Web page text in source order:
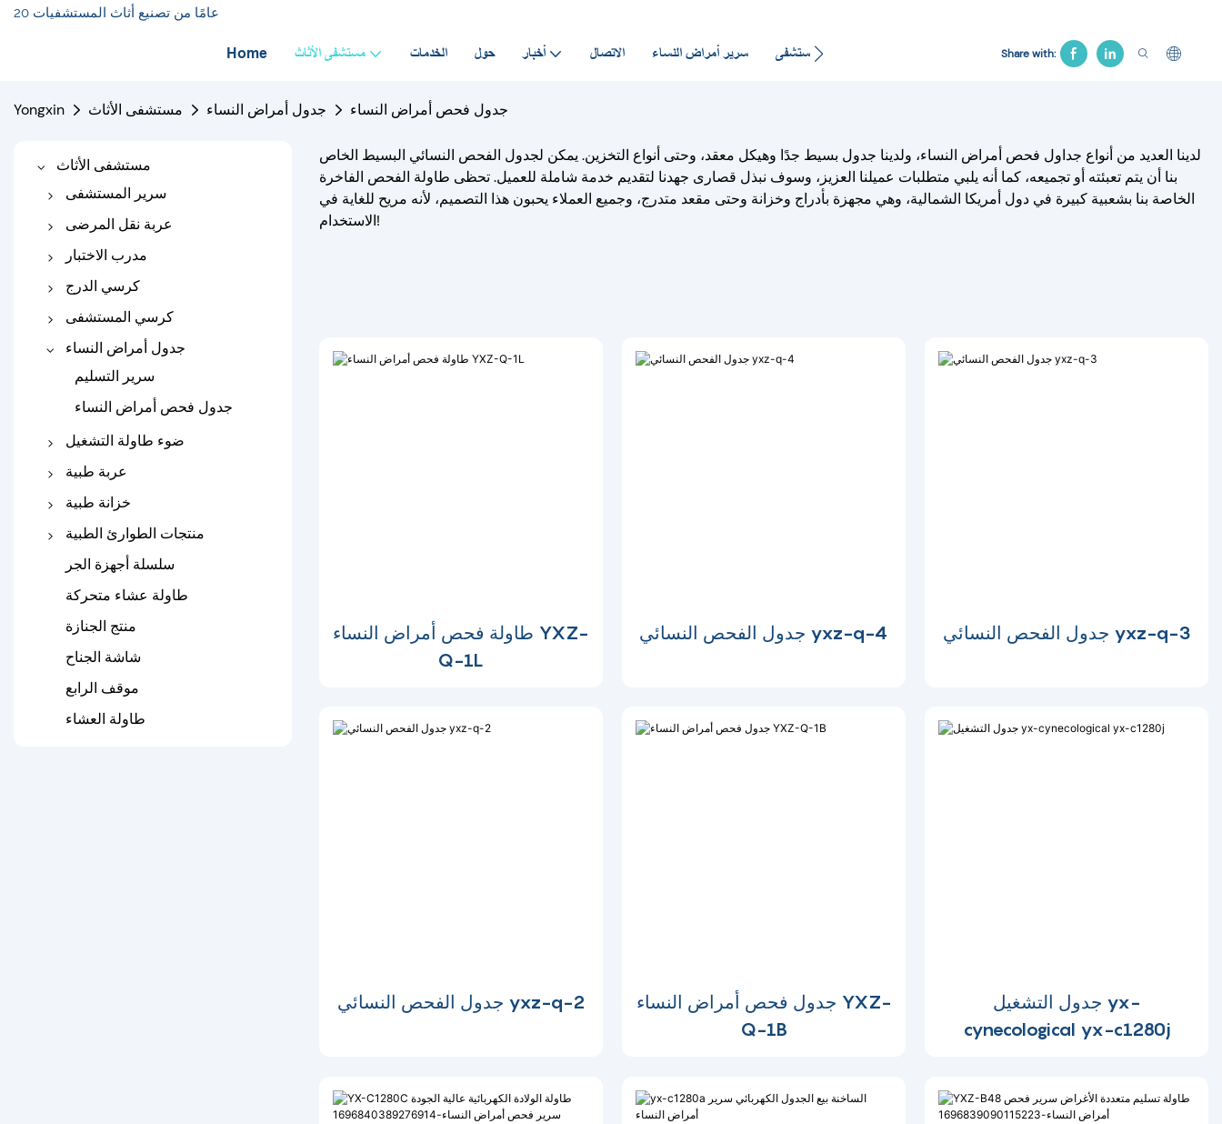
20 عامًا من تصنيع أثاث المستشفيات
Home مستشفى الأثاث الخدمات حول أخبار الاتصال سرير أمراض النساء كرسي المستشفى منتج الجنازة سرير المستشفىShare with:
Yongxin مستشفى الأثاث جدول أمراض النساء جدول فحص أمراض النساء
مستشفى الأثاث
سرير المستشفى
سرير المستشفى الكهربائية
سرير المستشفى اليدوي
سرير مستشفى الطفل
سرير مستشفى الأطفال
سرير مستشفى العظام
سرير الجر
سرير الرعاية المنزلية
عربة نقل المرضى
نقل عربة
عربة نقالة
مدرب الاختبار
الأريكة الطبية
أريكة الفحص الكهربائية
كرسي الدرج
كرسي سلم يدوي
كرسي درج كهربائي
كرسي المستشفى
كرسي التسريب
كرسي غسيل الكلى
كرسي المستشفى
كرسي انتظار المستشفى
جدول أمراض النساء
سرير التسليم
جدول فحص أمراض النساء
ضوء طاولة التشغيل
عملية الجدول
الضوء الجراحي
عربة طبية
عربة المستشفى المصنوعة
من الفولاذ المقاوم للصدأ
عربة طبية ABS
عربة الطوارئ
خزانة طبية
خزانة بجانب السرير
خزنة الأدوية
منتجات الطوارئ الطبية
نقالة قابلة للطي
نقالة الإسعاف
نقالة مغرفة
جبيرة طبية
سلسلة أجهزة الجر
طاولة عشاء متحركة
منتج الجنازة
شاشة الجناح
موقف الرابع
طاولة العشاء
لدينا العديد من أنواع جداول فحص أمراض النساء، ولدينا جدول بسيط جدًا وهيكل معقد، وحتى أنواع التخزين. يمكن لجدول الفحص النسائي البسيط الخاص
بنا أن يتم تعبئته أو تجميعه، كما أنه يلبي متطلبات عميلنا العزيز، وسوف نبذل قصارى جهدنا لتقديم خدمة شاملة للعميل. تحظى طاولة الفحص الفاخرة
الخاصة بنا بشعبية كبيرة في دول أمريكا الشمالية، وهي مجهزة بأدراج وخزانة وحتى مقعد متدرج، وجميع العملاء يحبون هذا التصميم، لأنه مريح للغاية في
الاستخدام!
طاولة فحص أمراض النساء YXZ-
Q-1L
جدول الفحص النسائي yxz-q-4 جدول الفحص النسائي yxz-q-3
جدول الفحص النسائي yxz-q-2
جدول فحص أمراض النساء YXZ-
Q-1B
جدول التشغيل yx-
cynecological yx-c1280j